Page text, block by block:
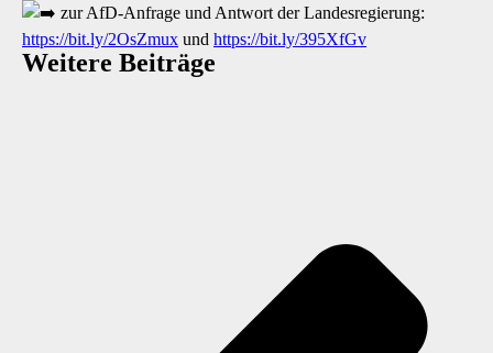
zur AfD-Anfrage und Antwort der Landesregierung:
https://bit.ly/2OsZmux und https://bit.ly/395XfGv
Weitere Beiträge